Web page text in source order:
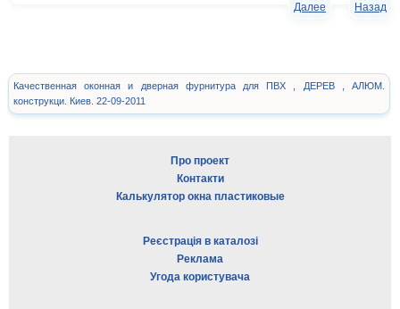
Назад
Далее
Качественная оконная и дверная фурнитура для ПВХ , ДЕРЕВ , АЛЮМ.
конструкци. Киев. 22-09-2011
Про проект
Контакти
Калькулятор окна пластиковые
Реєстрація в каталозі
Реклама
Угода користувача